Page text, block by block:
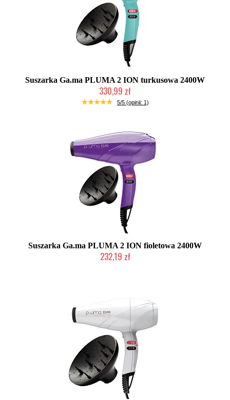
Suszarka Ga.ma PLUMA 2 ION turkusowa 2400W
330,99 zł
Mała ilość (wysyłka w 24h)
5/5 (opinii: 1)
Suszarka Ga.ma PLUMA 2 ION fioletowa 2400W
232,19 zł